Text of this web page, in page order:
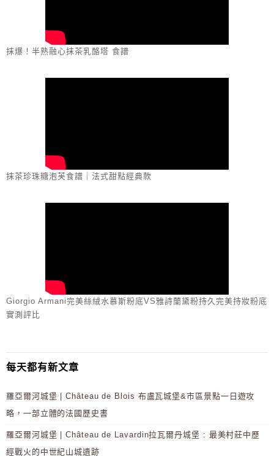
抹爆！半熟融心抹茶乳酪塔 食譜
抹茶珍珠糖泡芙食譜｜法式甜點經典款
Giorgio Armani完美絲絨水慕斯粉底VS雅詩蘭黛粉持久完美持妝粉底
實測評比
每天都有新文章
羅亞爾河城堡 | Château de Blois 布盧瓦城堡&市區景點一日遊攻
略，一部立體的法國歷史書
羅亞爾河城堡 | Château de Lavardin拉瓦爾丹城堡 : 最美村莊中歷
經戰火的中世紀山城遺跡